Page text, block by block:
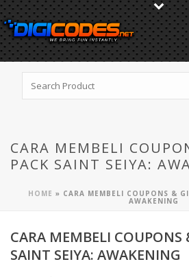
CARA MEMBELI
PACK SAINT SEIYA:
HOME » CARA MEMBELI COUPONS &
AWAKENING
CARA MEMBELI COUPONS
SAINT SEIYA: AWAKENING